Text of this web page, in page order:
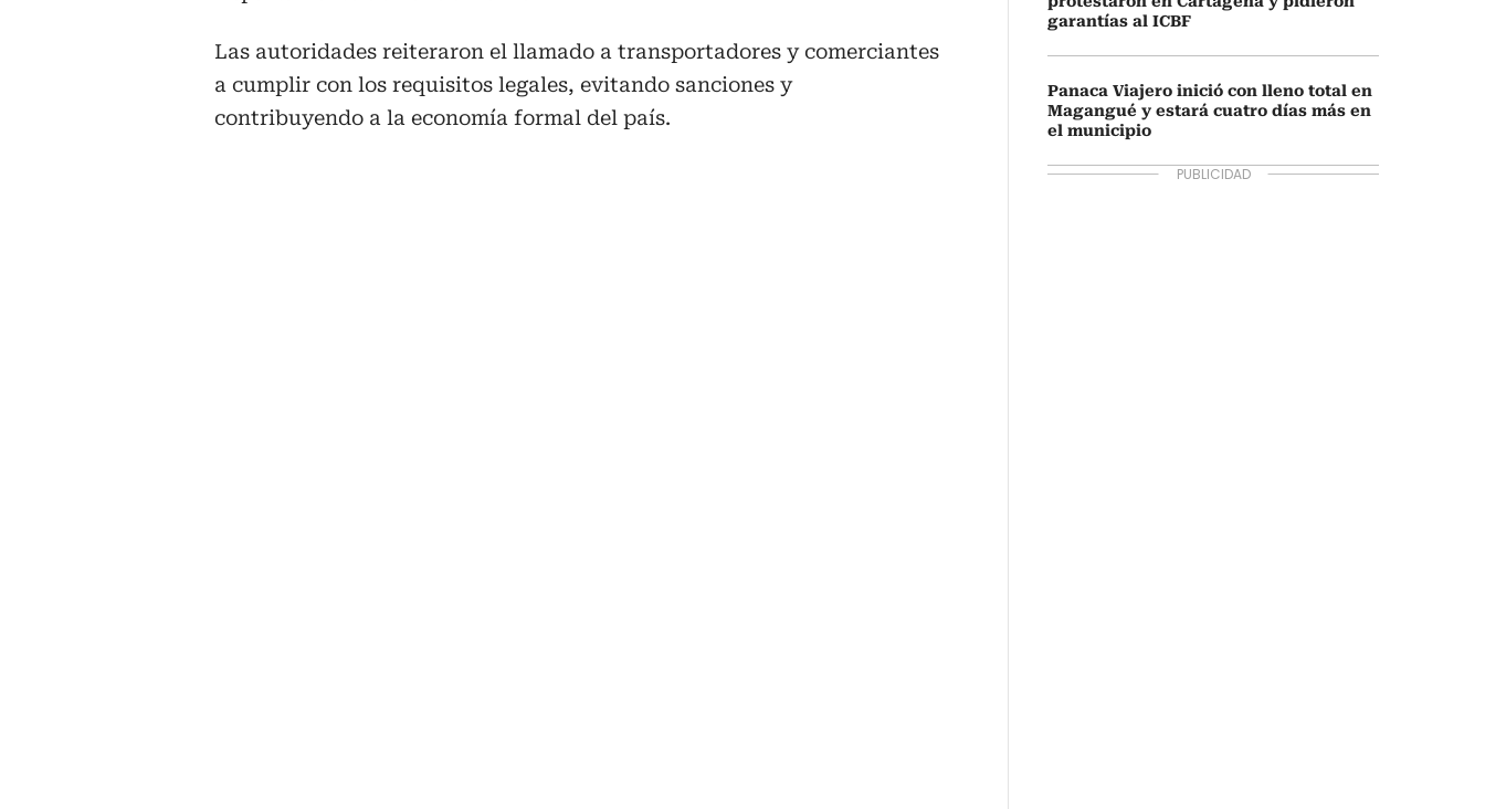
Las autoridades reiteraron el llamado a transportadores y comerciantes
a cumplir con los requisitos legales, evitando sanciones y
contribuyendo a la economía formal del país.
garantías al ICBF
Panaca Viajero inició con lleno total en
Magangué y estará cuatro días más en
el municipio